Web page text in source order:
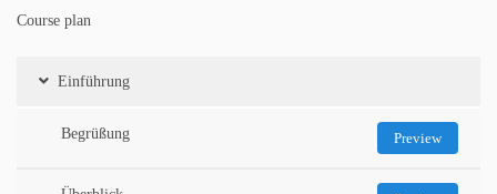
Course plan
Einführung
Begrüßung Preview